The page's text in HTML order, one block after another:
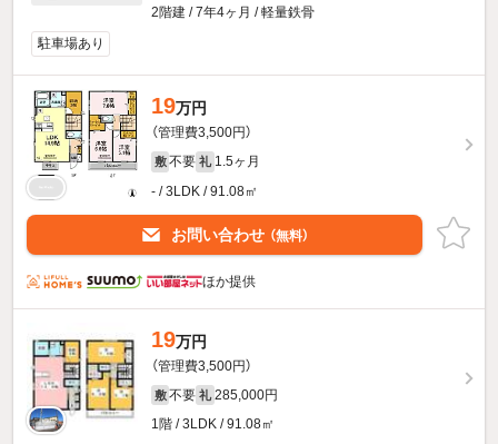
2階建 / 7年4ヶ月 / 軽量鉄骨
駐車場あり
19万円
（管理費3,500円）
敷 不要 礼 1.5ヶ月
- / 3LDK / 91.08㎡
お問い合わせ （無料）
ほか提供
19万円
（管理費3,500円）
敷 不要 礼 285,000円
1階 / 3LDK / 91.08㎡